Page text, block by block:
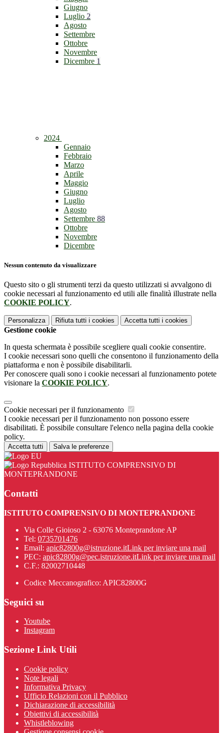
Giugno
Luglio 2
Agosto
Settembre
Ottobre
Novembre
Dicembre 1
2024
Gennaio
Febbraio
Marzo
Aprile
Maggio
Giugno
Luglio
Agosto
Settembre 88
Ottobre
Novembre
Dicembre
Nessun contenuto da visualizzare
Questo sito o gli strumenti terzi da questo utilizzati si avvalgono di
cookie necessari al funzionamento ed utili alle finalità illustrate nella
COOKIE POLICY.
Personalizza Rifiuta tutti i cookies Accetta tutti i cookies
Gestione cookie
In questa schermata è possibile scegliere quali cookie consentire.
I cookie necessari sono quelli che consentono il funzionamento della
piattaforma e non è possibile disabilitarli.
Per conoscere quali sono i cookie necessari al funzionamento potete
visionare la COOKIE POLICY.
Cookie necessari per il funzionamento
I cookie necessari per il funzionamento non possono essere
disabilitati. È possibile consultare l'elenco nella pagina della cookie
policy.
Accetta tutti Salva le preferenze
ISTITUTO COMPRENSIVO DI
MONTEPRANDONE
Contatti
ISTITUTO COMPRENSIVO DI MONTEPRANDONE
Via Colle Gioioso 2 - 63076 Monteprandone AP
Tel: 0735701476
Email: apic82800g@istruzione.itLink per inviare una mail
PEC: apic82800g@pec.istruzione.itLink per inviare una mail
C.F.: 82002710448
Codice Meccanografico: APIC82800G
Seguici su
Youtube
Instagram
Sezione Link Utili
Cookie policy
Note legali
Informativa Privacy
Ufficio Relazioni con il Pubblico
Dichiarazione di accessibilità
Obiettivi di accessibilità
Whistleblowing